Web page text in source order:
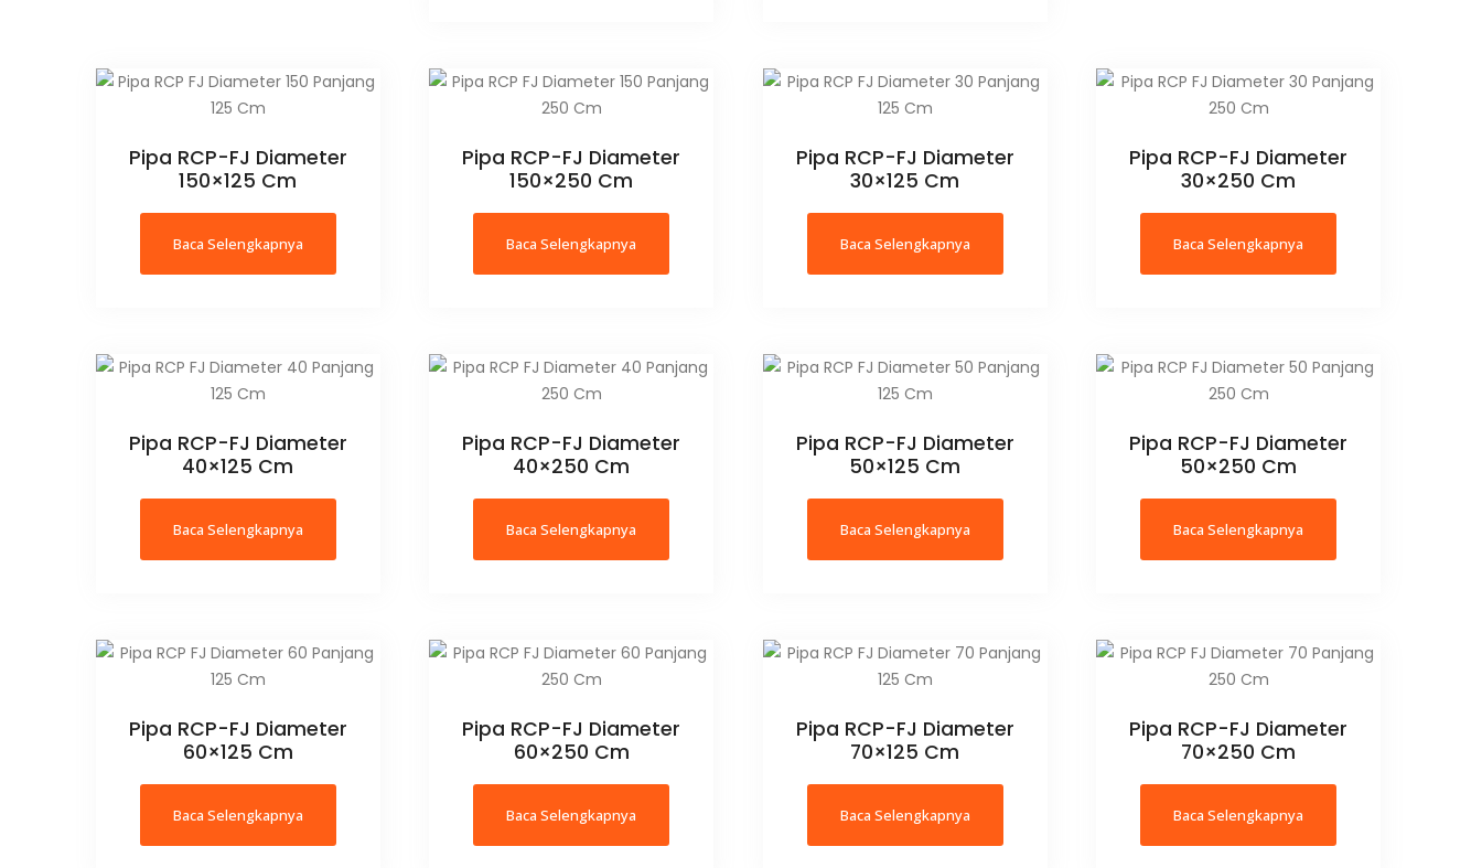
Pipa RCP-FJ Diameter
150×125 Cm
Baca Selengkapnya
Pipa RCP-FJ Diameter
150×250 Cm
Baca Selengkapnya
Pipa RCP-FJ Diameter
30×125 Cm
Baca Selengkapnya
Pipa RCP-FJ Diameter
30×250 Cm
Baca Selengkapnya
Pipa RCP-FJ Diameter
40×125 Cm
Baca Selengkapnya
Pipa RCP-FJ Diameter
40×250 Cm
Baca Selengkapnya
Pipa RCP-FJ Diameter
50×125 Cm
Baca Selengkapnya
Pipa RCP-FJ Diameter
50×250 Cm
Baca Selengkapnya
Pipa RCP-FJ Diameter
60×125 Cm
Baca Selengkapnya
Pipa RCP-FJ Diameter
60×250 Cm
Baca Selengkapnya
Pipa RCP-FJ Diameter
70×125 Cm
Baca Selengkapnya
Pipa RCP-FJ Diameter
70×250 Cm
Baca Selengkapnya